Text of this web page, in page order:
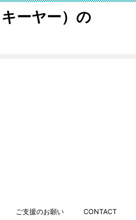
ーヤー）の
ご支援のお願い CONTACT